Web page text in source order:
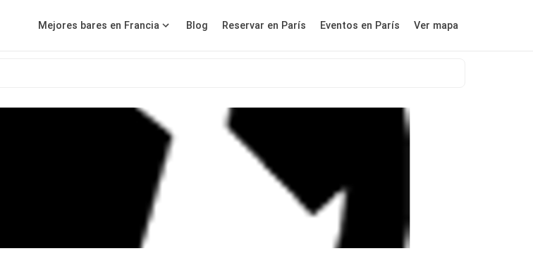
Mejores bares en Francia Blog Reservar en París Eventos en París Ver mapa